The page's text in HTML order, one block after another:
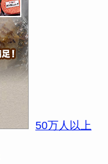
50万人以上